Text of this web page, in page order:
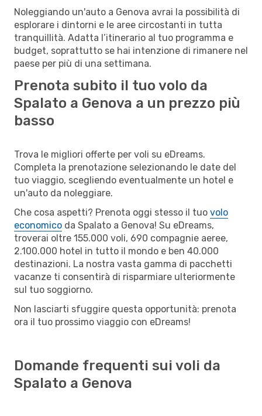
Noleggiando un'auto a Genova avrai la possibilità di
esplorare i dintorni e le aree circostanti in tutta
tranquillità. Adatta l’itinerario al tuo programma e
budget, soprattutto se hai intenzione di rimanere nel
paese per più di una settimana.
Prenota subito il tuo volo da
Spalato a Genova a un prezzo più
basso
Trova le migliori offerte per voli su eDreams.
Completa la prenotazione selezionando le date del
tuo viaggio, scegliendo eventualmente un hotel e
un'auto da noleggiare.
Che cosa aspetti? Prenota oggi stesso il tuo volo
economico da Spalato a Genova! Su eDreams,
troverai oltre 155.000 voli, 690 compagnie aeree,
2.100.000 hotel in tutto il mondo e ben 40.000
destinazioni. La nostra vasta gamma di pacchetti
vacanze ti consentirà di risparmiare ulteriormente
sul tuo soggiorno.
Non lasciarti sfuggire questa opportunità: prenota
ora il tuo prossimo viaggio con eDreams!
Domande frequenti sui voli da
Spalato a Genova